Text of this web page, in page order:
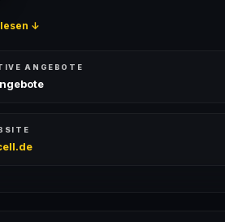
↓
ANGEBOTE